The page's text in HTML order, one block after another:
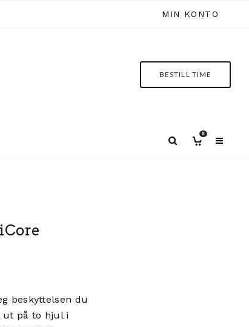
MIN KONTO
BESTILL TIME
0
beskyttelsen du
ut på to hjul i